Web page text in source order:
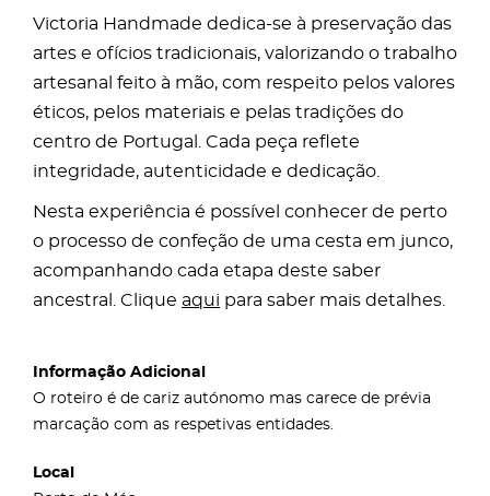
Victoria Handmade dedica-se à preservação das
artes e ofícios tradicionais, valorizando o trabalho
artesanal feito à mão, com respeito pelos valores
éticos, pelos materiais e pelas tradições do
centro de Portugal. Cada peça reflete
integridade, autenticidade e dedicação.
Nesta experiência é possível conhecer de perto
o processo de confeção de uma cesta em junco,
acompanhando cada etapa deste saber
ancestral. Clique aqui para saber mais detalhes.
Informação Adicional
O roteiro é de cariz autónomo mas carece de prévia
marcação com as respetivas entidades.
Local